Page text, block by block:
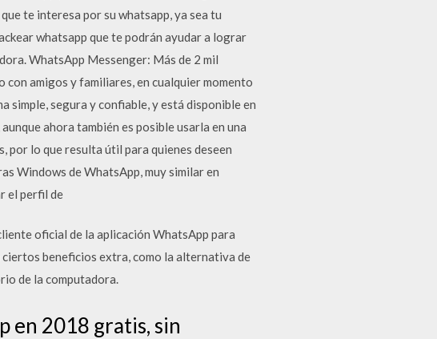
te interesa por su whatsapp, ya sea tu
whatsapp que te podrán ayudar a lograr
WhatsApp Messenger: Más de 2 mil
con amigos y familiares, en cualquier momento
simple, segura y confiable, y está disponible en
ahora también es posible usarla en una
por lo que resulta útil para quienes deseen
Windows de WhatsApp, muy similar en
el perfil de
oficial de la aplicación WhatsApp para
ciertos beneficios extra, como la alternativa de
de la computadora.
en 2018 gratis, sin